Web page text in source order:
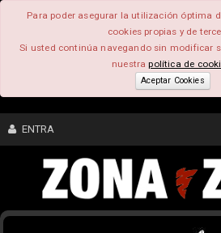
Para poder asegurar la utilización óptima
cookies propias y de
Si usted continúa navegando sin modificar
nuestrapolítica de
Aceptar Cookies
ENTRA
CONTENIDO